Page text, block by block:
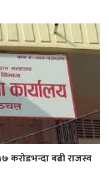
करोडभन्दा बढी राजस्व